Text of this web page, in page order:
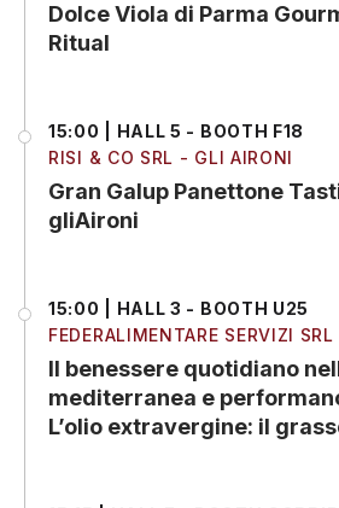
Dolce Viola di Parma
Ritual
15:00 | HALL 5 - BOOTH F18
RISI & CO SRL - GLI AIRONI
Gran Galup Panettone
gliAironi
15:00 | HALL 3 - BOOTH U25
FEDERALIMENTARE SERVIZI SRL
Il benessere quotidiano
mediterranea e
L’olio extravergine: il